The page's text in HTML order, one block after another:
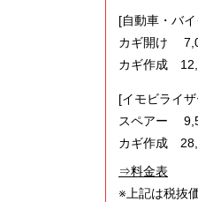
[自動車・バ
カギ開け
カギ作成
[イモビライ
スペアー
カギ作成
⇒料金表
※上記は税抜